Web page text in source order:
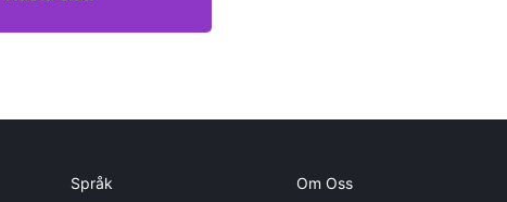
Språk Om Oss